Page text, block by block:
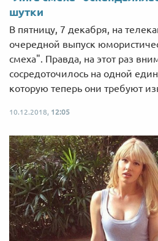
шутки
В пятницу, 7 декабря, на
очередной выпуск
смеха". Правда, на этот раз
сосредоточилось на одной
которую теперь они требуют
10.12.2018, 12:05